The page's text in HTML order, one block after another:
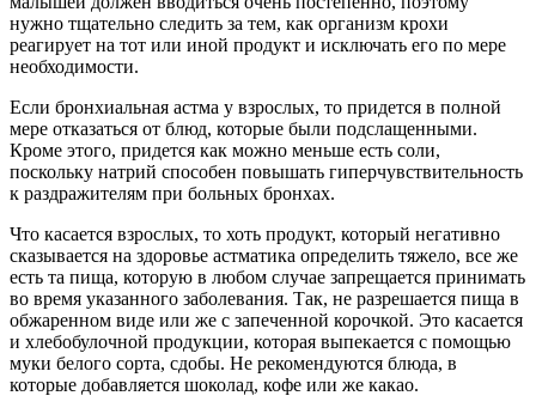
нужно тщательно следить за тем, как организм крохи
реагирует на тот или иной продукт и исключать его по мере
необходимости.
Если бронхиальная астма у взрослых, то придется в полной
мере отказаться от блюд, которые были подслащенными.
Кроме этого, придется как можно меньше есть соли,
поскольку натрий способен повышать гиперчувствительность
к раздражителям при больных бронхах.
Что касается взрослых, то хоть продукт, который негативно
сказывается на здоровье астматика определить тяжело, все же
есть та пища, которую в любом случае запрещается принимать
во время указанного заболевания. Так, не разрешается пища в
обжаренном виде или же с запеченной корочкой. Это касается
и хлебобулочной продукции, которая выпекается с помощью
муки белого сорта, сдобы. Не рекомендуются блюда, в
которые добавляется шоколад, кофе или же какао.